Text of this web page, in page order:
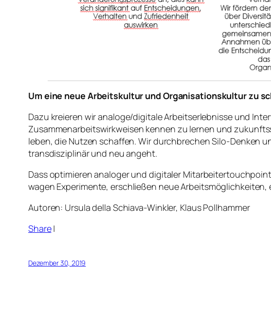
Um eine neue Arbeitskultur und Organisationskultur zu
Dazu kreieren wir analoge/digitale Arbeitserlebnisse und
Zusammenarbeitswirkweisen kennen zu lernen und
leben, die Nutzen schaffen. Wir durchbrechen Silo-Denken
transdisziplinär und neu angeht.
Dass optimieren analoger und digitaler
wagen Experimente, erschließen neue
Autoren: Ursula della Schiava-Winkler, Klaus Pollhammer
Share|
Dezember 30, 2019